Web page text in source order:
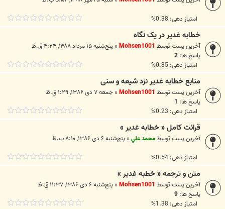
امتیاز دهی: 0.38%
خطابه غدير در يک نگاه
آخرین پست توسطMohsen1001
« پنج‌شنبه ۱۵ مرداد ۱۳۸۸, ۴:۲۴ ق.ظ
پاسخ ها: 2
امتیاز دهی: 0.85%
منابع خطابه غدیر نزد شیعه و سنی
آخرین پست توسطMohsen1001
« جمعه ۷ دی ۱۳۸۶, ۱:۲۹ ق.ظ
پاسخ ها: 1
امتیاز دهی: 0.23%
قرائت کامل « خطابه غدير »
آخرین پست توسطمحمد علي« پنج‌شنبه ۶ دی ۱۳۸۶, ۸:۱۰ ب.ظ
امتیاز دهی: 0.54%
متن و ترجمه « خطبه غدیر »
آخرین پست توسطMohsen1001
« پنج‌شنبه ۶ دی ۱۳۸۶, ۱۱:۳۷ ق.ظ
پاسخ ها: 9
امتیاز دهی: 1.38%